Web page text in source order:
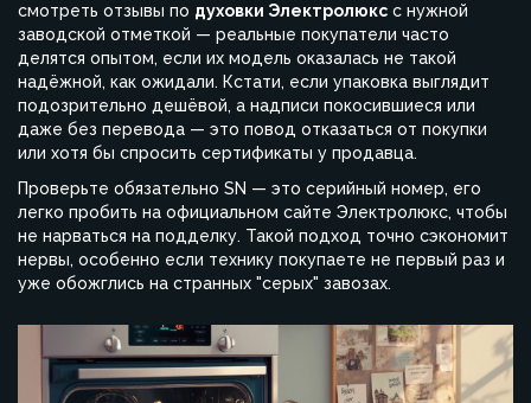
смотреть отзывы по духовки Электролюкс с нужной
заводской отметкой — реальные покупатели часто
делятся опытом, если их модель оказалась не такой
надёжной, как ожидали. Кстати, если упаковка выглядит
подозрительно дешёвой, а надписи покосившиеся или
даже без перевода — это повод отказаться от покупки
или хотя бы спросить сертификаты у продавца.
Проверьте обязательно SN — это серийный номер, его
легко пробить на официальном сайте Электролюкс, чтобы
не нарваться на подделку. Такой подход точно сэкономит
нервы, особенно если технику покупаете не первый раз и
уже обожглись на странных "серых" завозах.